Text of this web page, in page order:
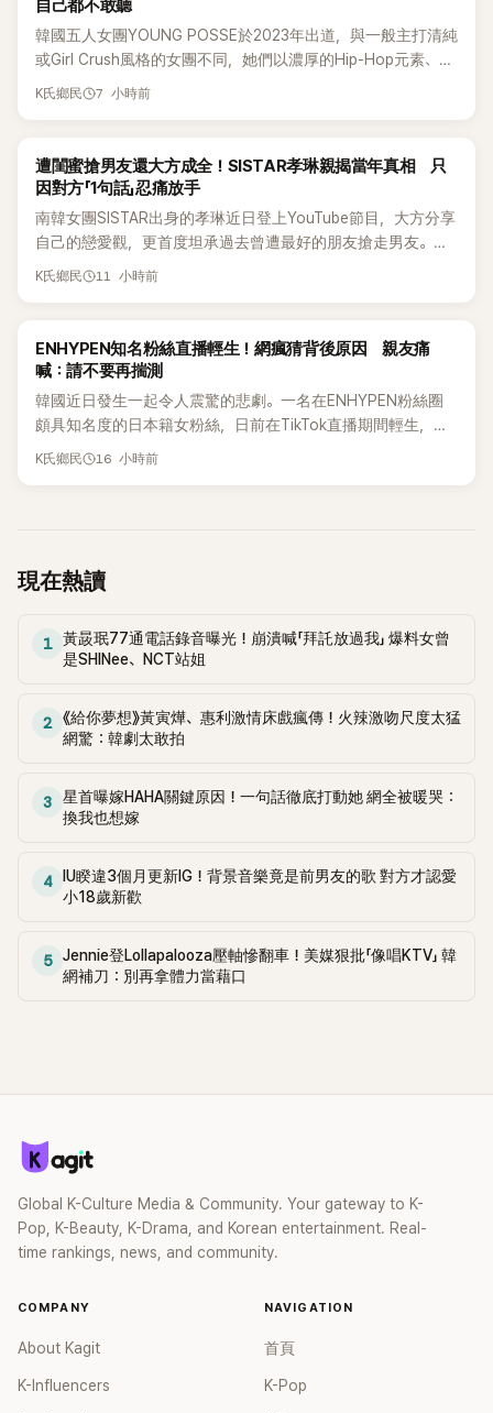
自己都不敢聽
韓國五人女團YOUNG POSSE於2023年出道，與一般主打清純
或Girl Crush風格的女團不同，她們以濃厚的Hip-Hop元素、自
創Rap及成員親自參與創作為特色，MV也融入美式街頭、塗
為第五代女團中極具辨識度的新生代代表之一。
K氏鄉民 7 小時前
K-POP
遭閨蜜搶男友還大方成全！SISTAR孝琳親揭當年真相 只
因對方「1句話」忍痛放手
南韓女團SISTAR出身的孝琳近日登上YouTube節目，大方分享
自己的戀愛觀，更首度坦承過去曾遭最好的朋友搶走男友。她
表示，當時選擇瀟灑放手，但如果同樣的事情現在再發生，「我
K氏鄉民 11 小時前
K-POP
ENHYPEN知名粉絲直播輕生！網瘋猜背後原因 親友痛
喊：請不要再揣測
韓國近日發生一起令人震驚的悲劇。一名在ENHYPEN粉絲圈
頗具知名度的日本籍女粉絲，日前在TikTok直播期間輕生，最
終不幸身亡，消息曝光後震驚韓網，也讓不少粉絲湧入社群平
K氏鄉民 16 小時前
現在熱讀
1
黃晸珉77通電話錄音曝光！崩潰喊「拜託放過我」 爆料女曾
是SHINee、NCT站姐
2
《給你夢想》黃寅燁、惠利激情床戲瘋傳！火辣激吻尺度太猛
網驚：韓劇太敢拍
3
星首曝嫁HAHA關鍵原因！一句話徹底打動她 網全被暖哭：
換我也想嫁
4
IU睽違3個月更新IG！背景音樂竟是前男友的歌 對方才認愛
小18歲新歡
5
Jennie登Lollapalooza壓軸慘翻車！美媒狠批「像唱KTV」 韓
網補刀：別再拿體力當藉口
Global K-Culture Media & Community. Your gateway to K-
Pop, K-Beauty, K-Drama, and Korean entertainment. Real-
time rankings, news, and community.
COMPANY
About Kagit
K-Influencers
NAVIGATION
首頁
K-Pop